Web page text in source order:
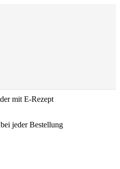
mit E-Rezept
jeder Bestellung